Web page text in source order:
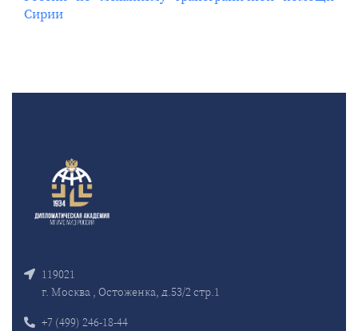
Сирии
119021
г. Москва , Остоженка, д.53/2 стр.1
+7 (499) 246-18-44